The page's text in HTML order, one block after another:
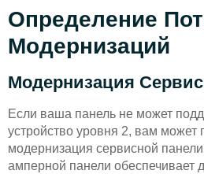
Определение
Модернизаций
Модернизация
Если ваша панель не может
устройство уровня 2, вам может
модернизация сервисной
амперной панели обеспечивает